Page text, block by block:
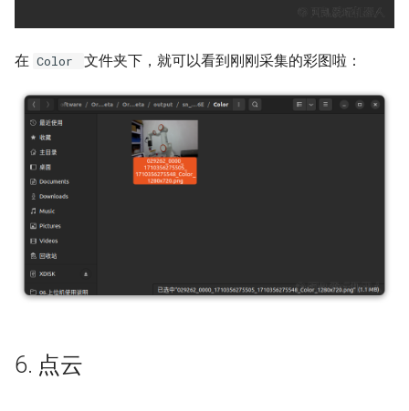
在 Color 文件夹下，就可以看到刚刚采集的彩图啦：
6. 点云